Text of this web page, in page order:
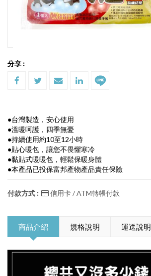
分享 :
●台灣製造，安心使用
●溫暖呵護，四季無憂
●持續使用約10至12小時
●貼心暖包，讓您不畏懼寒冷
●黏貼式暖暖包，輕鬆保暖身體
●本產品已投保富邦產物產品責任保險
付款方式 : 信用卡 / ATM轉帳付款
商品介紹 規格說明 運送說明